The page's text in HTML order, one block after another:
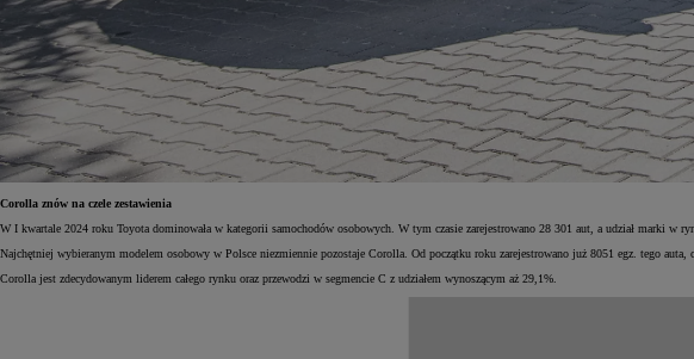
Corolla znów na czele zestawienia
W I kwartale 2024 roku Toyota dominowała w kategorii samochodów osobowych. W tym czasie zarejestrowano 28 301 aut, a udział marki w
Najchętniej wybieranym modelem osobowy w Polsce niezmiennie pozostaje Corolla. Od początku roku zarejestrowano już 8051 egz. tego
Corolla jest zdecydowanym liderem całego rynku oraz przewodzi w segmencie C z udziałem wynoszącym aż 29,1%.